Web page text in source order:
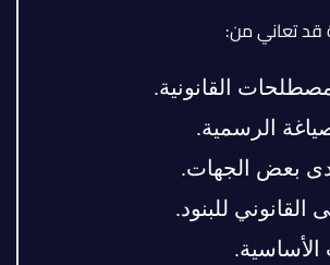
قد تعاني من:
القانونية.
الرسمية.
بعض الجهات.
القانوني للبنود.
الأساسية.